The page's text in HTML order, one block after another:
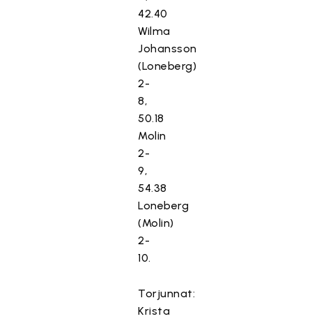
42.40
Wilma
Johansson
(Loneberg)
2-
8,
50.18
Molin
2-
9,
54.38
Loneberg
(Molin)
2-
10.
Torjunnat:
Krista